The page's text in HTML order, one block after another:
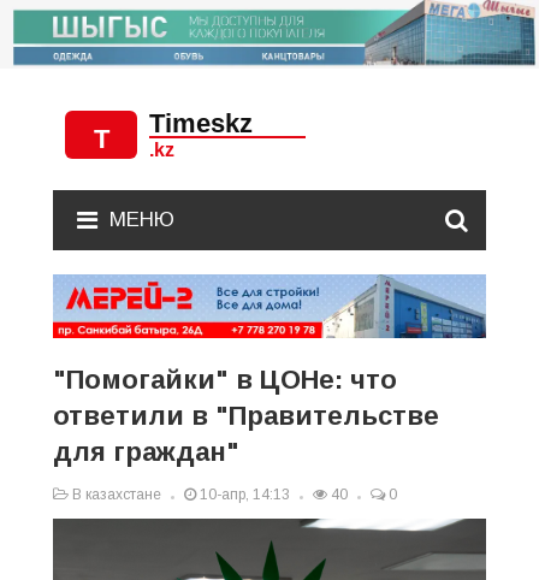
МЕНЮ
"Помогайки" в ЦОНе: что
ответили в "Правительстве
для граждан"
В казахстане 10-апр, 14:13 40 0